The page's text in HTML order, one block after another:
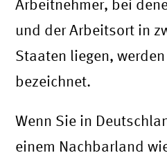
Arbeitnehmer, bei
und der Arbeitsort in
Staaten liegen,
bezeichnet.
Wenn Sie in
einem Nachbarland